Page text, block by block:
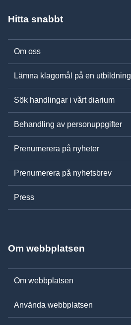
Hitta snabbt
Om oss
Lämna klagomål på en utbildning
Sök handlingar i vårt diarium
Behandling av personuppgifter
Prenumerera på nyheter
Prenumerera på nyhetsbrev
Press
Om webbplatsen
Om webbplatsen
Använda webbplatsen